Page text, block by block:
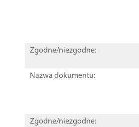
Zgodne/niezgodne:
Nazwa dokumentu:
Zgodne/niezgodne: